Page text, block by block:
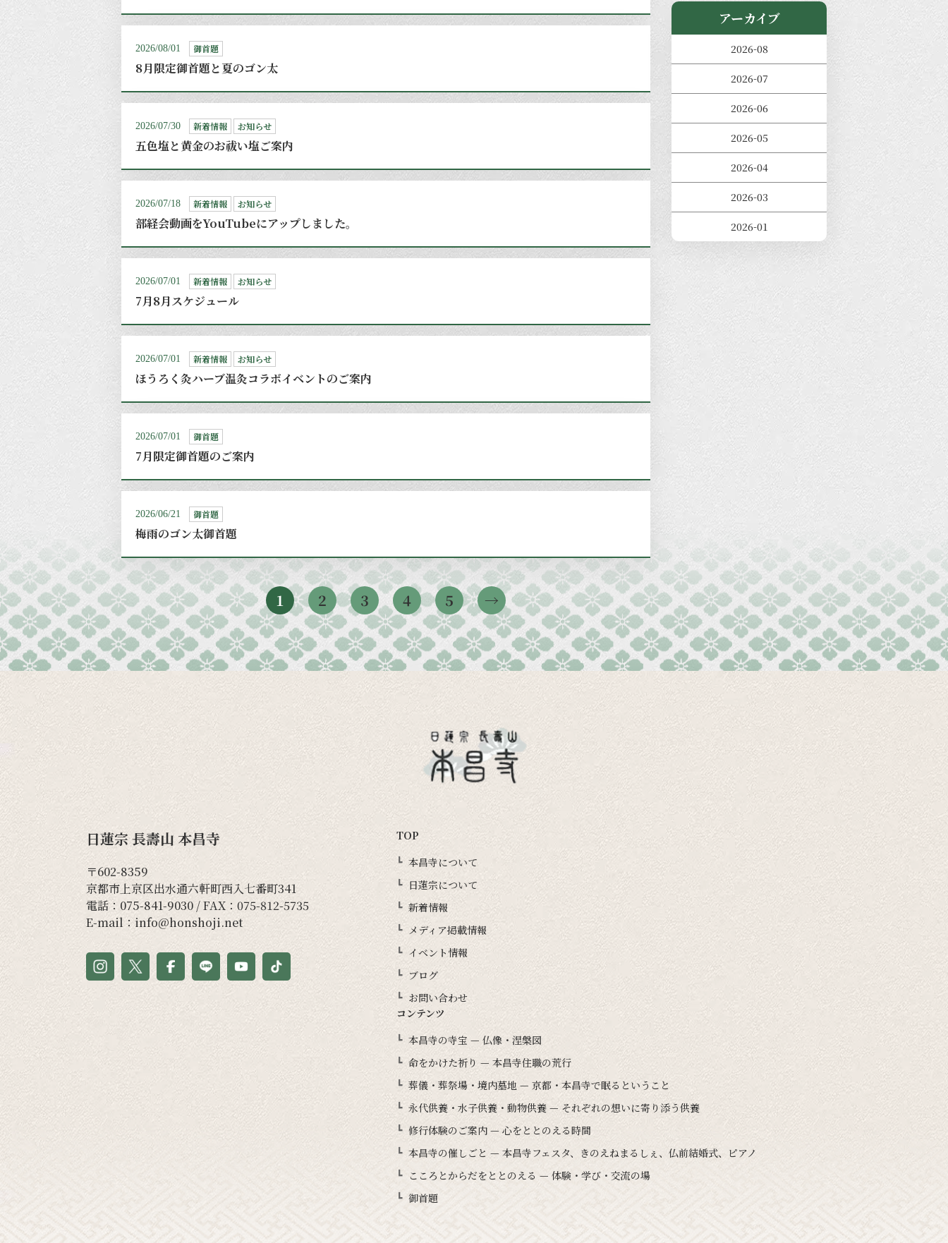
2026/08/01 御首題
8月限定御首題と夏のゴン太
2026/07/30 新着情報 お知らせ
五色塩と黄金のお祓い塩ご案内
2026/07/18 新着情報 お知らせ
部経会動画をYouTubeにアップしました。
2026/07/01 新着情報 お知らせ
7月8月スケジュール
2026/07/01 新着情報 お知らせ
ほうろく灸ハーブ温灸コラボイベントのご案内
2026/07/01 御首題
7月限定御首題のご案内
2026/06/21 御首題
梅雨のゴン太御首題
1 2 3 4 5
アーカイブ
2026-08
2026-07
2026-06
2026-05
2026-04
2026-03
2026-01
日蓮宗 長壽山 本昌寺
〒602-8359
京都市上京区出水通六軒町西入七番町341
電話： 075-841-9030/ FAX：075-812-5735
E-mail： info@honshoji.net
TOP
本昌寺について
日蓮宗について
新着情報
メディア掲載情報
イベント情報
ブログ
お問い合わせ
コンテンツ
本昌寺の寺宝 — 仏像・涅槃図
命をかけた祈り — 本昌寺住職の荒行
葬儀・葬祭場・境内墓地 — 京都・本昌寺で眠るということ
永代供養・水子供養・動物供養 — それぞれの想いに寄り添う供養
修行体験のご案内 — 心をととのえる時間
本昌寺の催しごと — 本昌寺フェスタ、きのえねまるしぇ、仏前結婚式、ピアノ
こころとからだをととのえる — 体験・学び・交流の場
御首題